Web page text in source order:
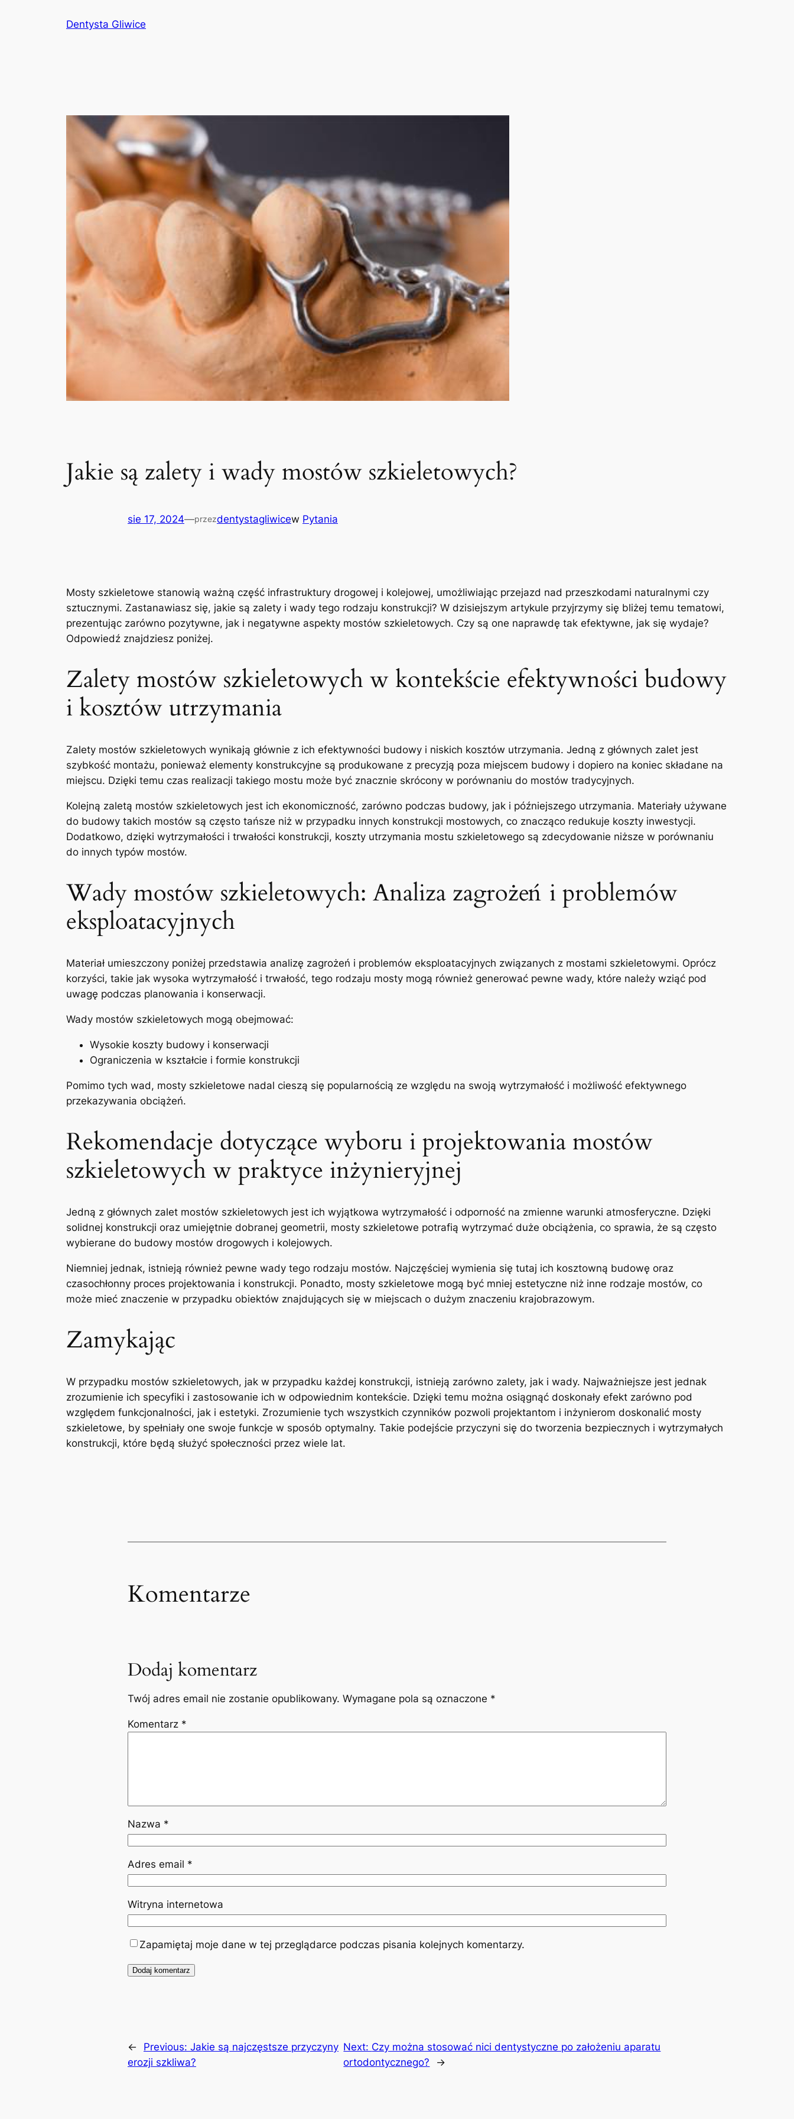
Dentysta Gliwice
Jakie są zalety i wady mostów szkieletowych?
sie 17, 2024—przezdentystagliwicew Pytania
Mosty szkieletowe stanowią​ ważną część infrastruktury drogowej i kolejowej, umożliwiając przejazd nad przeszkodami naturalnymi czy
sztucznymi. Zastanawiasz się, jakie​ są zalety i wady tego rodzaju konstrukcji? W dzisiejszym artykule przyjrzymy się bliżej ⁤temu tematowi,
prezentując zarówno pozytywne, jak i negatywne aspekty mostów szkieletowych.‍ Czy są one naprawdę​ tak efektywne, jak się wydaje?
Odpowiedź znajdziesz poniżej.
Zalety mostów szkieletowych w kontekście‌ efektywności budowy
i kosztów utrzymania
Zalety mostów szkieletowych wynikają głównie ‍z ‌ich efektywności budowy i niskich kosztów utrzymania. Jedną z głównych zalet jest
szybkość montażu, ponieważ elementy konstrukcyjne są produkowane z precyzją poza miejscem budowy i dopiero na⁤ koniec składane na
miejscu. Dzięki ‌temu⁢ czas realizacji takiego mostu może być znacznie skrócony ⁤w⁢ porównaniu do mostów tradycyjnych.
Kolejną zaletą mostów szkieletowych jest ich ekonomiczność, zarówno podczas budowy, jak i późniejszego utrzymania. Materiały ⁤używane
do budowy⁢ takich mostów są często tańsze‌ niż w przypadku innych konstrukcji mostowych, co znacząco redukuje koszty inwestycji.
Dodatkowo, dzięki ⁣wytrzymałości i trwałości konstrukcji, koszty utrzymania mostu szkieletowego są zdecydowanie⁤ niższe w porównaniu
do innych typów mostów.
Wady mostów szkieletowych: Analiza zagrożeń i problemów
eksploatacyjnych
Materiał umieszczony poniżej przedstawia analizę zagrożeń i problemów eksploatacyjnych związanych z mostami szkieletowymi. Oprócz
korzyści, takie jak wysoka wytrzymałość i trwałość, tego rodzaju mosty mogą również generować pewne wady, które należy wziąć pod
uwagę podczas planowania i konserwacji.
Wady mostów⁤ szkieletowych mogą obejmować:
Wysokie koszty budowy i konserwacji
Ograniczenia w kształcie i formie konstrukcji
Pomimo tych wad, mosty szkieletowe nadal ‍cieszą się popularnością ze względu na swoją wytrzymałość i możliwość efektywnego
przekazywania obciążeń.
Rekomendacje dotyczące wyboru i projektowania mostów
szkieletowych w ‌praktyce inżynieryjnej
Jedną z głównych zalet mostów szkieletowych jest ich wyjątkowa wytrzymałość i odporność na zmienne warunki atmosferyczne. Dzięki
solidnej konstrukcji​ oraz⁢ umiejętnie dobranej geometrii, ⁢mosty szkieletowe potrafią wytrzymać ⁣duże obciążenia, co sprawia, że⁣ są często
wybierane do budowy mostów drogowych i kolejowych.
Niemniej jednak, istnieją również pewne wady ⁢tego rodzaju mostów. Najczęściej wymienia się tutaj ich kosztowną budowę oraz
czasochłonny proces projektowania i konstrukcji. Ponadto, mosty szkieletowe mogą być mniej estetyczne niż ‍inne ⁣rodzaje mostów, co
może mieć znaczenie w przypadku obiektów znajdujących się w miejscach⁢ o dużym znaczeniu krajobrazowym.
Zamykając
W przypadku mostów szkieletowych, jak w przypadku‌ każdej konstrukcji, istnieją zarówno zalety, jak i wady. Najważniejsze jest jednak
zrozumienie ich specyfiki i zastosowanie ich w odpowiednim ⁢kontekście. Dzięki temu można osiągnąć doskonały efekt zarówno⁢ pod
względem funkcjonalności, jak i estetyki. Zrozumienie tych wszystkich czynników pozwoli ⁤projektantom i ​inżynierom​ doskonalić mosty
szkieletowe, by spełniały one swoje funkcje ⁢w sposób optymalny. Takie podejście przyczyni się do tworzenia bezpiecznych i wytrzymałych
konstrukcji, które będą służyć społeczności przez wiele lat.
Komentarze
Dodaj komentarz
Twój adres email nie zostanie opublikowany. Wymagane pola są oznaczone *
Komentarz *
Nazwa *
Adres email *
Witryna internetowa
Zapamiętaj moje dane w tej przeglądarce podczas pisania kolejnych komentarzy.
← Previous: Jakie są najczęstsze przyczyny
erozji szkliwa?
Next: Czy można stosować nici dentystyczne po założeniu aparatu
ortodontycznego?
→